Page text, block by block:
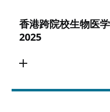
香港跨院校生物医
2025